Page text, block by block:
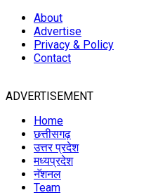
About
Advertise
Privacy & Policy
Contact
ADVERTISEMENT
Home
छत्तीसगढ़
उत्तर प्रदेश
मध्यप्रदेश
नॅशनल
Team